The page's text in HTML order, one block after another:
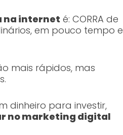
na internet é: CORRA de
em pouco tempo e
mais rápidos, mas
dinheiro para investir,
no marketing digital